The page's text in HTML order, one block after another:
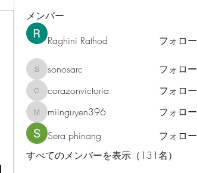
メンバー
Raghini Rathod フォロー
sonosarc
sonosarc フォロー
corazonvictoria
corazonvictoria フォロー
miinguyen396
miinguyen396
フォロー
Sera phinang
フォロー
すべてのメンバーを表示（131名）